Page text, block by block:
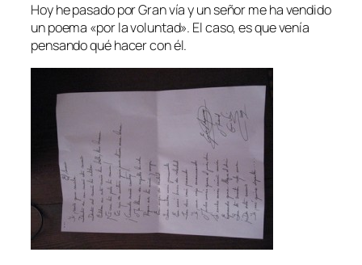
Hoy he pasado por Gran vía y un señor me ha vendido
un poema «por la voluntad». El caso, es que venía
pensando qué hacer con él.